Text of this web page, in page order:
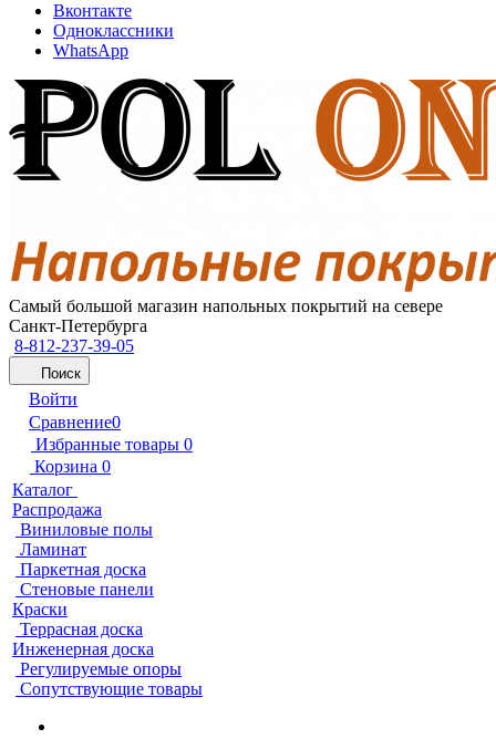
Вконтакте
Одноклассники
WhatsApp
Самый большой магазин напольных покрытий на севере
Санкт-Петербурга
8-812-237-39-05
Поиск
Войти
Сравнение0
Избранные товары 0
Корзина 0
Каталог
Распродажа
Виниловые полы
Ламинат
Паркетная доска
Стеновые панели
Краски
Террасная доска
Инженерная доска
Регулируемые опоры
Сопутствующие товары